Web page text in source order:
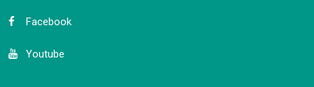
Facebook
Youtube